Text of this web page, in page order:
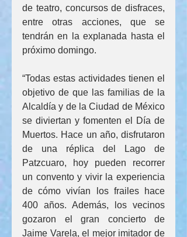
de teatro, concursos de disfraces,
entre otras acciones, que se
tendrán en la explanada hasta el
próximo domingo.
“Todas estas actividades tienen el
objetivo de que las familias de la
Alcaldía y de la Ciudad de México
se diviertan y fomenten el Día de
Muertos. Hace un año, disfrutaron
de una réplica del Lago de
Patzcuaro, hoy pueden recorrer
un convento y vivir la experiencia
de cómo vivían los frailes hace
400 años. Además, los vecinos
gozaron el gran concierto de
Jaime Varela, el mejor imitador de